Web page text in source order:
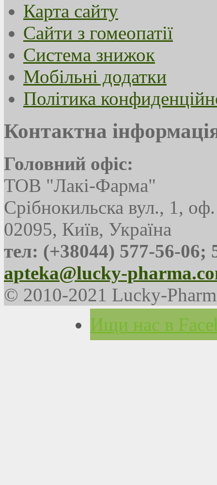
Карта сайту
Сайти з гомеопатії
Система знижок
Мобільні додатки
Політика
Контактна
Головний офіс:
ТОВ "Лакі-Фарма"
Срібнокильска вул., 1,
02095, Київ, Україна
тел: (+38044) 577-56-06;
apteka@lucky-
© 2010-2021 Lucky-
Ищи нас в